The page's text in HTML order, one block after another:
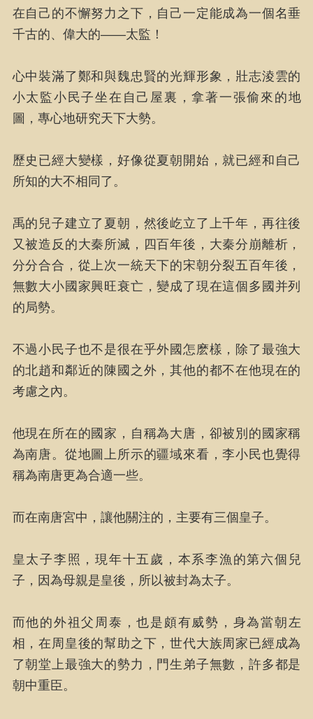
在自己的不懈努力之下，自己一定能成為一個名垂
千古的、偉大的——太監！
心中裝滿了鄭和與魏忠賢的光輝形象，壯志淩雲的
小太監小民子坐在自己屋裏，拿著一張偷來的地
圖，專心地研究天下大勢。
歷史已經大變樣，好像從夏朝開始，就已經和自己
所知的大不相同了。
禹的兒子建立了夏朝，然後屹立了上千年，再往後
又被造反的大秦所滅，四百年後，大秦分崩離析，
分分合合，從上次一統天下的宋朝分裂五百年後，
無數大小國家興旺衰亡，變成了現在這個多國并列
的局勢。
不過小民子也不是很在乎外國怎麽樣，除了最強大
的北趙和鄰近的陳國之外，其他的都不在他現在的
考慮之內。
他現在所在的國家，自稱為大唐，卻被別的國家稱
為南唐。從地圖上所示的疆域來看，李小民也覺得
稱為南唐更為合適一些。
而在南唐宮中，讓他關注的，主要有三個皇子。
皇太子李照，現年十五歲，本系李漁的第六個兒
子，因為母親是皇後，所以被封為太子。
而他的外祖父周泰，也是頗有威勢，身為當朝左
相，在周皇後的幫助之下，世代大族周家已經成為
了朝堂上最強大的勢力，門生弟子無數，許多都是
朝中重臣。